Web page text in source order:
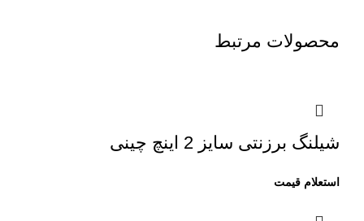
محصولات مرتبط
شیلنگ برزنتی سایز 2 اینچ چینی